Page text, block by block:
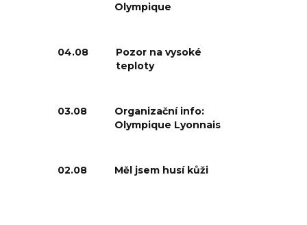
Olympique
04.08
Pozor na vysoké
teploty
03.08
Organizační info:
Olympique Lyonnais
02.08 Měl jsem husí kůži